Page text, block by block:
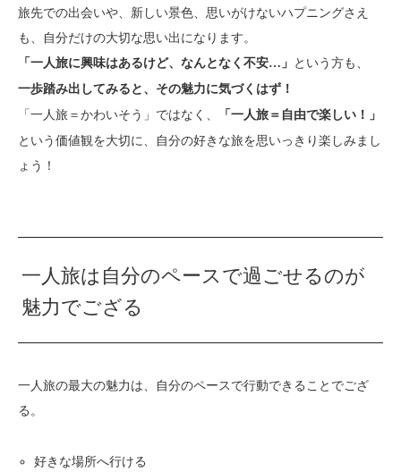
旅先での出会いや、新しい景色、思いがけないハプニングさえ
も、自分だけの大切な思い出になります。
「一人旅に興味はあるけど、なんとなく不安…」 という方も、
一歩踏み出してみると、その魅力に気づくはず！
「一人旅＝かわいそう」ではなく、 「一人旅＝自由で楽しい！」
という価値観を大切に、自分の好きな旅を思いっきり楽しみまし
ょう！
一人旅は自分のペースで過ごせるのが
魅力でござる
一人旅の最大の魅力は、自分のペースで行動できることでござ
る。
好きな場所へ行ける